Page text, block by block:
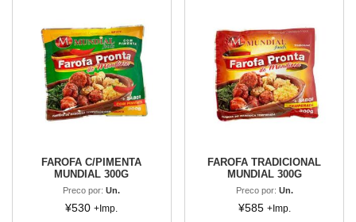
FAROFA C/PIMENTA
MUNDIAL 300G
Preco por:Un.
¥530 +Imp.
FAROFA TRADICIONAL
MUNDIAL 300G
Preco por: Un.
¥585 +Imp.